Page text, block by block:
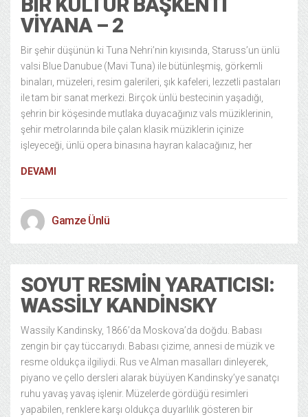
VIYANA – 2
Bir şehir düşünün ki Tuna Nehri’nin kıyısında, Staruss’un ünlü
valsi Blue Danubue (Mavi Tuna) ile bütünleşmiş, görkemli
binaları, müzeleri, resim galerileri, şık kafeleri, lezzetli pastaları
ile tam bir sanat merkezi. Birçok ünlü bestecinin yaşadığı,
şehrin bir köşesinde mutlaka duyacağınız vals müziklerinin,
şehir metrolarında bile çalan klasik müziklerin içinize
işleyeceği, ünlü opera binasına hayran kalacağınız, her
DEVAMI
Gamze Ünlü
SOYUT RESMIN YARATICISI:
WASSILY KANDINSKY
Wassily Kandinsky, 1866’da Moskova’da doğdu. Babası
zengin bir çay tüccarıydı. Babası çizime, annesi de müzik ve
resme oldukça ilgiliydi. Rus ve Alman masalları dinleyerek,
piyano ve çello dersleri alarak büyüyen Kandinsky’ye sanatçı
ruhu yavaş yavaş işlenir. Müzelerde gördüğü resimleri
yapabilen, renklere karşı oldukça duyarlılık gösteren bir